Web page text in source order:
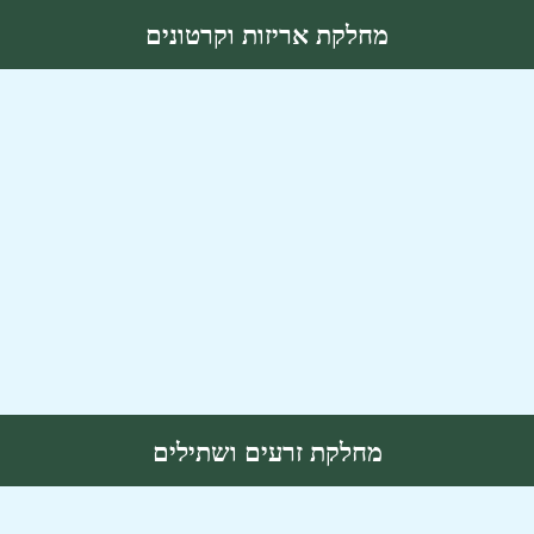
מחלקת אריזות וקרטונים
מחלקת זרעים ושתילים